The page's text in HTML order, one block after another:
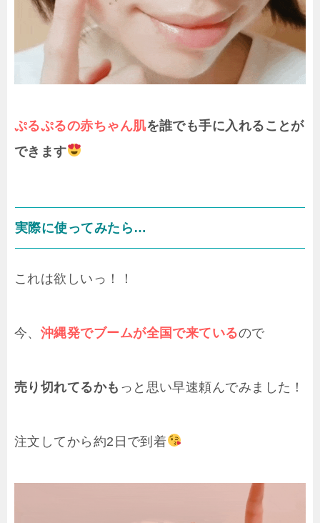
ぷるぷるの赤ちゃん肌を誰でも手に入れることが
できます
実際に使ってみたら…
これは欲しいっ！！
今、 沖縄発でブームが全国で来ているので
売り切れてるかも っと思い早速頼んでみました！
注文してから約2日で到着